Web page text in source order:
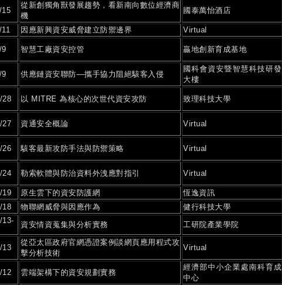
15
從新創獨角獸發展趨勢，看新南向數位經濟商
機
國泰萬怡酒店
因應新興資安威脅建立防禦邊界 Virtual
9 智慧工廠資安控管 贏地創新育成基地
9 供應鏈資安聯防—攜手協力阻絕駭客入侵
國科會資安暨智慧科技研發
大樓
28 以 MITRE 為核心的次世代資安攻防 致理科技大學
27 資通安全概論 Virtual
26 駭客最新攻防手法與防禦策略 Virtual
24 勒索軟體與防治資料外洩應對指引 Virtual
19
原生雲下的資安防護網 恆逸資訊
18
物聯網威脅與因應作為 健行科技大學
13-
資安情資蒐集與分析實務 工研院產業學院
13
從亞太區政府官網憑證案例談網頁應用程式攻
擊分析技術
Virtual
12 雲端架構下的資安規劃實務
經濟部中小企業處南科育成
中心